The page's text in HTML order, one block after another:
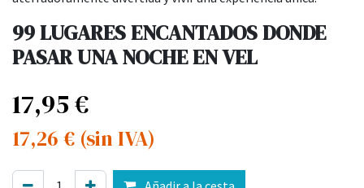
99 LUGARES ENCANTADOS DONDE
PASAR UNA NOCHE EN VEL
17,95€
17,26 € (sin IVA)